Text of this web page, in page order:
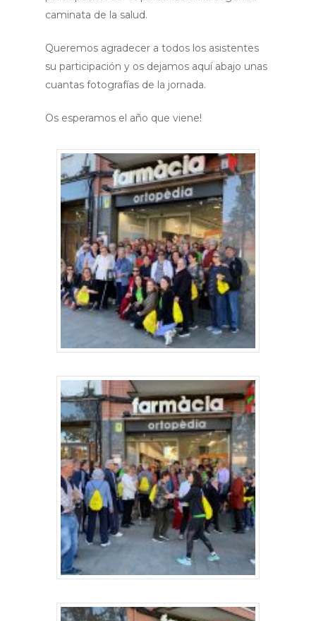
caminata de la salud.
Queremos agradecer a todos los asistentes
su participación y os dejamos aquí abajo unas
cuantas fotografías de la jornada.
Os esperamos el año que viene!